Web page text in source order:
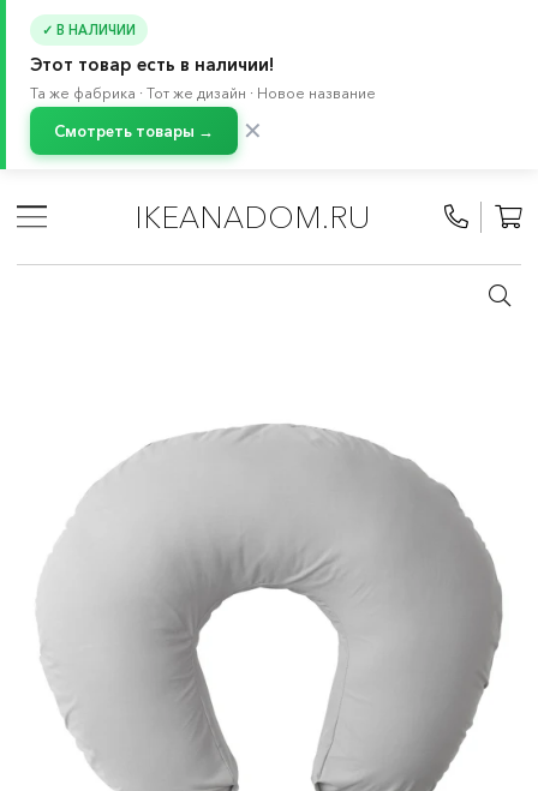
✓ В НАЛИЧИИ
Этот товар есть в наличии!
Та же фабрика · Тот же дизайн · Новое название
Смотреть товары → ✕
IKEANADOM.RU
Товары для малышей 0-2 лет /
Мебель для новорожденных и малышей /